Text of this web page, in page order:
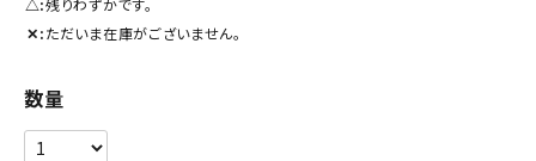
△ 残りわずかです。
✕ ただいま在庫がございません。